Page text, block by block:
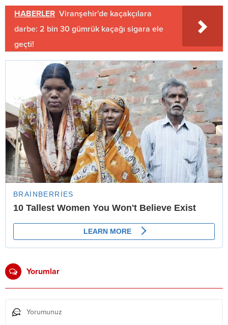
HABERLER Viranşehir'de kaçakçılara
darbe: 2 bin 30 gümrük kaçağı sigara ele
geçti!
Yorumlar